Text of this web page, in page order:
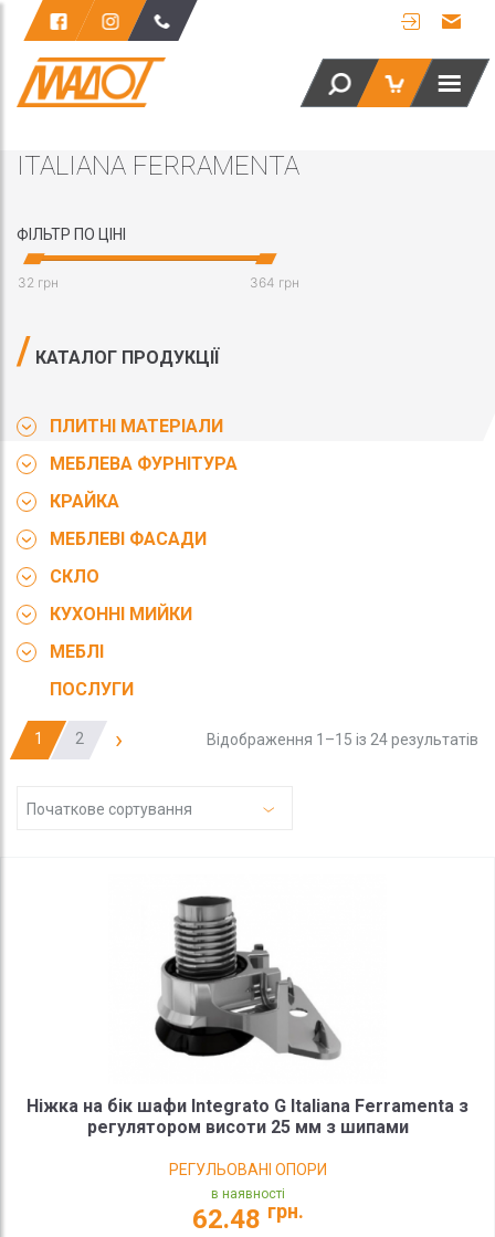
ITALIANA FERRAMENTA
ФІЛЬТР ПО ЦІНІ
32 грн 364 грн
КАТАЛОГ ПРОДУКЦІЇ
ПЛИТНІ МАТЕРІАЛИ
МЕБЛЕВА ФУРНІТУРА
КРАЙКА
МЕБЛЕВІ ФАСАДИ
СКЛО
КУХОННІ МИЙКИ
МЕБЛІ
ПОСЛУГИ
1 2 › Відображення 1–15 із 24 результатів
Початкове сортування
Ніжка на бік шафи Integrato G Italiana Ferramenta з
регулятором висоти 25 мм з шипами
РЕГУЛЬОВАНІ ОПОРИ
в наявності
62.48 грн.